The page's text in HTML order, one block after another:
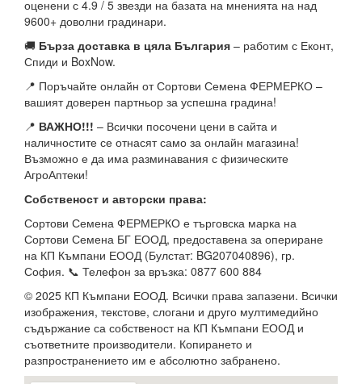
оценени с 4.9 / 5 звезди на базата на мненията на над
9600+ доволни градинари.
🚚 Бърза доставка в цяла България – работим с Еконт,
Спиди и BoxNow.
📍 Поръчайте онлайн от Сортови Семена ФЕРМЕРКО –
вашият доверен партньор за успешна градина!
📍 ВАЖНО!!! – Всички посочени цени в сайта и
наличностите се отнасят само за онлайн магазина!
Възможно е да има разминавания с физическите
АгроАптеки!
Собственост и авторски права:
Сортови Семена ФЕРМЕРКО е търговска марка на
Сортови Семена БГ ЕООД, предоставена за опериране
на КП Къмпани ЕООД (Булстат: BG207040896), гр.
София. 📞 Телефон за връзка: 0877 600 884
© 2025 КП Къмпани ЕООД. Всички права запазени. Всички
изображения, текстове, слогани и друго мултимедийно
съдържание са собственост на КП Къмпани ЕООД и
съответните производители. Копирането и
разпространението им е абсолютно забранено.